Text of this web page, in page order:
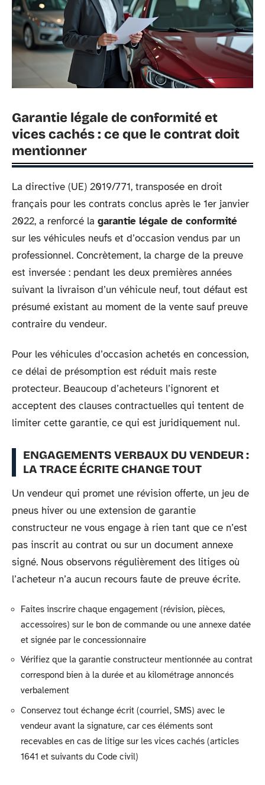
Garantie légale de conformité et
vices cachés : ce que le contrat doit
mentionner
La directive (UE) 2019/771, transposée en droit
français pour les contrats conclus après le 1er janvier
2022, a renforcé la garantie légale de conformité
sur les véhicules neufs et d’occasion vendus par un
professionnel. Concrètement, la charge de la preuve
est inversée : pendant les deux premières années
suivant la livraison d’un véhicule neuf, tout défaut est
présumé existant au moment de la vente sauf preuve
contraire du vendeur.
Pour les véhicules d’occasion achetés en concession,
ce délai de présomption est réduit mais reste
protecteur. Beaucoup d’acheteurs l’ignorent et
acceptent des clauses contractuelles qui tentent de
limiter cette garantie, ce qui est juridiquement nul.
ENGAGEMENTS VERBAUX DU VENDEUR :
LA TRACE ÉCRITE CHANGE TOUT
Un vendeur qui promet une révision offerte, un jeu de
pneus hiver ou une extension de garantie
constructeur ne vous engage à rien tant que ce n’est
pas inscrit au contrat ou sur un document annexe
signé. Nous observons régulièrement des litiges où
l’acheteur n’a aucun recours faute de preuve écrite.
Faites inscrire chaque engagement (révision, pièces,
accessoires) sur le bon de commande ou une annexe datée
et signée par le concessionnaire
Vérifiez que la garantie constructeur mentionnée au contrat
correspond bien à la durée et au kilométrage annoncés
verbalement
Conservez tout échange écrit (courriel, SMS) avec le
vendeur avant la signature, car ces éléments sont
recevables en cas de litige sur les vices cachés (articles
1641 et suivants du Code civil)